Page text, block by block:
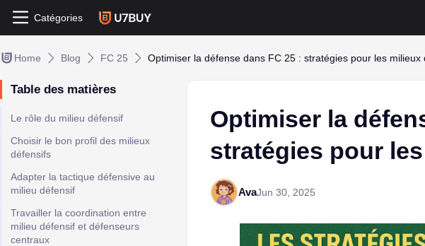
Catégories
Home Blog FC 25 Optimiser la défense dans FC 25 : stratégies pour les milieux
Table des matières
Le rôle du milieu défensif
Choisir le bon profil des milieux
défensifs
Adapter la tactique défensive au
milieu défensif
Travailler la coordination entre
milieu défensif et défenseurs
centraux
Optimiser la
stratégies pour
AvaJun 30, 2025